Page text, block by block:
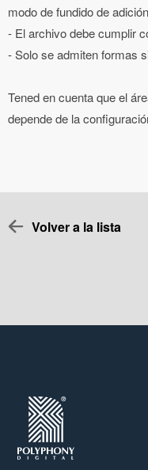
modo de fundido de
- El archivo debe cumplir
- Solo se admiten formas
Tened en cuenta que el
depende de la
Volver a la lista